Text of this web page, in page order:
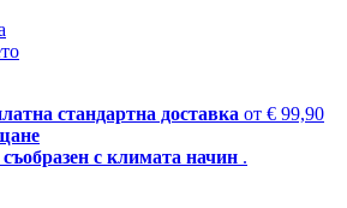
стандартна доставка от € 99,90
с климата начин .